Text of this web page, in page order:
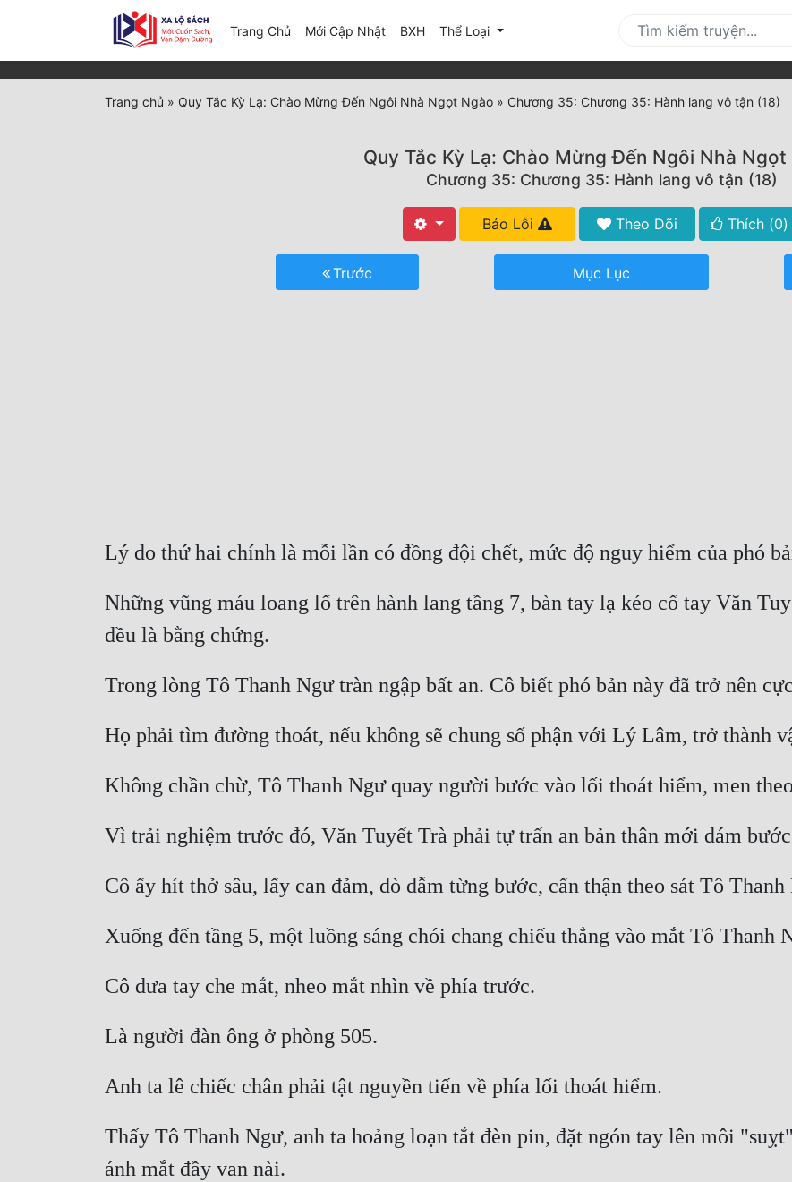
Trang Chủ Mới Cập Nhật(current)
BXH Thể Loại
Trang chủ » Quy Tắc Kỳ Lạ: Chào Mừng Đến Ngôi Nhà Ngọt Ngào » Chương 35: Chương 35: Hành lang vô tận (18)
Quy Tắc Kỳ Lạ: Chào Mừng Đến Ngôi Nhà Ngọt
Chương 35: Chương 35: Hành lang vô tận (18)
Báo Lỗi Theo Dõi Thích (0)
Trước Mục Lục
Lý do thứ hai chính là mỗi lần có đồng đội chết, mức độ nguy hiểm của phó
Những vũng máu loang lổ trên hành lang tầng 7, bàn tay lạ kéo cổ tay Văn
đều là bằng chứng.
Trong lòng Tô Thanh Ngư tràn ngập bất an. Cô biết phó bản này đã trở nên
Họ phải tìm đường thoát, nếu không sẽ chung số phận với Lý Lâm, trở thành
Không chần chừ, Tô Thanh Ngư quay người bước vào lối thoát hiểm, men
Vì trải nghiệm trước đó, Văn Tuyết Trà phải tự trấn an bản thân mới dám
Cô ấy hít thở sâu, lấy can đảm, dò dẫm từng bước, cẩn thận theo sát Tô
Xuống đến tầng 5, một luồng sáng chói chang chiếu thẳng vào mắt Tô Thanh
Cô đưa tay che mắt, nheo mắt nhìn về phía trước.
Là người đàn ông ở phòng 505.
Anh ta lê chiếc chân phải tật nguyền tiến về phía lối thoát hiểm.
Thấy Tô Thanh Ngư, anh ta hoảng loạn tắt đèn pin, đặt ngón tay lên môi
ánh mắt đầy van nài.